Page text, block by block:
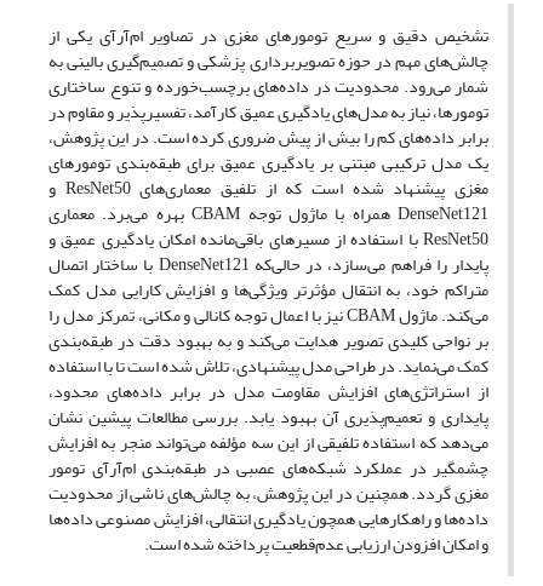
تشخیص دقیق و سریع تومورهای مغزی در تصاویر ام‌آرآی یکی از
چالش‌های مهم در حوزه تصویربرداری پزشکی و تصمیم‌گیری بالینی به
شمار می‌رود. محدودیت در داده‌های برچسب‌خورده و تنوع ساختاری
تومورها، نیاز به مدل‌های یادگیری عمیق کارآمد، تفسیرپذیر و مقاوم در
برابر داده‌های کم را بیش از پیش ضروری کرده است. در این پژوهش،
یک مدل ترکیبی مبتنی بر یادگیری عمیق برای طبقه‌بندی تومورهای
مغزی پیشنهاد شده است که از تلفیق معماری‌های ResNet50 و
DenseNet121 همراه با ماژول توجه CBAM بهره می‌برد. معماری
ResNet50 با استفاده از مسیرهای باقی‌مانده امکان یادگیری عمیق و
پایدار را فراهم می‌سازد، در حالی‌که DenseNet121 با ساختار اتصال
متراکم خود، به انتقال مؤثرتر ویژگی‌ها و افزایش کارایی مدل کمک
می‌کند. ماژول CBAM نیز با اعمال توجه کانالی و مکانی، تمرکز مدل را
بر نواحی کلیدی تصویر هدایت می‌کند و به بهبود دقت در طبقه‌بندی
کمک می‌نماید. در طراحی مدل پیشنهادی، تلاش شده است تا با استفاده
از استراتژی‌های افزایش مقاومت مدل در برابر داده‌های محدود،
پایداری و تعمیم‌پذیری آن بهبود یابد. بررسی مطالعات پیشین نشان
می‌دهد که استفاده تلفیقی از این سه مؤلفه می‌تواند منجر به افزایش
چشمگیر در عملکرد شبکه‌های عصبی در طبقه‌بندی ام‌آرآی تومور
مغزی گردد. همچنین در این پژوهش، به چالش‌های ناشی از محدودیت
داده‌ها و راهکارهایی همچون یادگیری انتقالی، افزایش مصنوعی داده‌ها
و امکان افزودن ارزیابی عدم‌قطعیت پرداخته شده است.